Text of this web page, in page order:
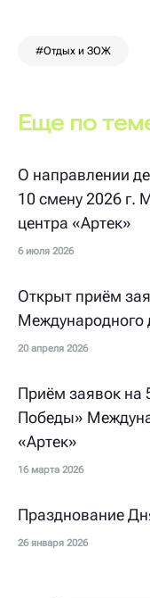
#Отдых и ЗОЖ
Еще по
О направлении
10 смену 2026 г.
центра «Артек»
6 июля 2026
Открыт приём
Международного
20 апреля 2026
Приём заявок на
Победы»
«Артек»
16 марта 2026
Празднование
26 января 2026